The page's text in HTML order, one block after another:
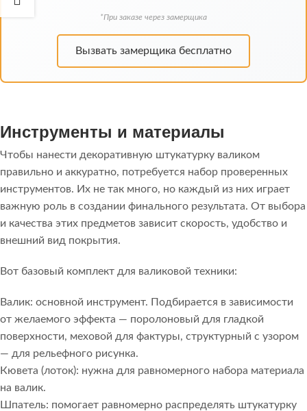
*При заказе через замерщика
Вызвать замерщика бесплатно
Инструменты и материалы
Чтобы нанести декоративную штукатурку валиком
правильно и аккуратно, потребуется набор проверенных
инструментов. Их не так много, но каждый из них играет
важную роль в создании финального результата. От выбора
и качества этих предметов зависит скорость, удобство и
внешний вид покрытия.
Вот базовый комплект для валиковой техники:
Валик: основной инструмент. Подбирается в зависимости
от желаемого эффекта — поролоновый для гладкой
поверхности, меховой для фактуры, структурный с узором
— для рельефного рисунка.
Кювета (лоток): нужна для равномерного набора материала
на валик.
Шпатель: помогает равномерно распределять штукатурку